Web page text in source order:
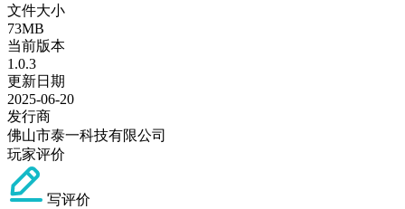
文件大小
73MB
当前版本
1.0.3
更新日期
2025-06-20
发行商
佛山市泰一科技有限公司
玩家评价
写评价